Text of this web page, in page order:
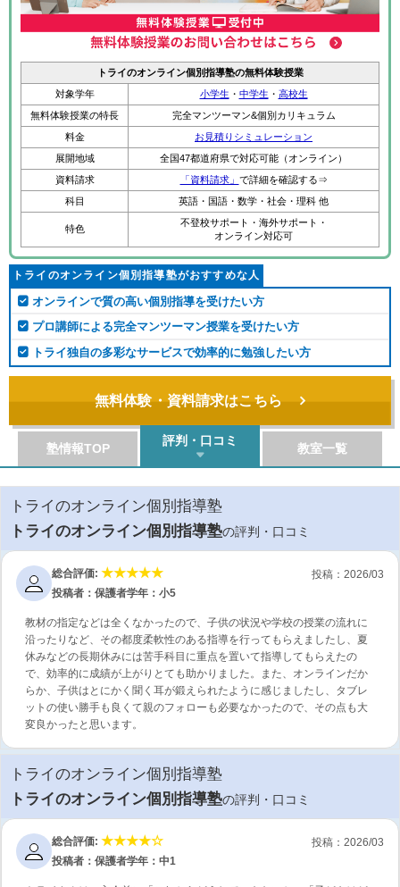
トライのオンライン個別指導塾の無料体験授業
対象学年
小学生 ・ 中学生 ・ 高校生
無料体験授業の特長
完全マンツーマン&個別カリキュラム
料金
お見積りシミュレーション
展開地域
全国47都道府県で対応可能（オンライン）
資料請求
「資料請求」 で詳細を確認する⇒
科目
英語・国語・数学・社会・理科 他
特色
不登校サポート・海外サポート・
オンライン対応可
トライのオンライン個別指導塾がおすすめな人
オンラインで質の高い個別指導を受けたい方
プロ講師による完全マンツーマン授業を受けたい方
トライ独自の多彩なサービスで効率的に勉強したい方
無料体験・資料請求はこちら
塾情報TOP
評判・口コミ
教室一覧
トライのオンライン個別指導塾
トライのオンライン個別指導塾の評判・口コミ
投稿：2026/03
総合評価:
投稿者：保護者学年：小5
教材の指定などは全くなかったので、子供の状況や学校の授業の流れに
沿ったりなど、その都度柔軟性のある指導を行ってもらえましたし、夏
休みなどの長期休みには苦手科目に重点を置いて指導してもらえたの
で、効率的に成績が上がりとても助かりました。また、オンラインだか
らか、子供はとにかく聞く耳が鍛えられたように感じましたし、タブレ
ットの使い勝手も良くて親のフォローも必要なかったので、その点も大
変良かったと思います。
トライのオンライン個別指導塾
トライのオンライン個別指導塾の評判・口コミ
投稿：2026/03
総合評価:
投稿者：保護者学年：中1